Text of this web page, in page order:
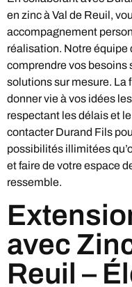
en zinc à Val de Reuil,
accompagnement
réalisation. Notre équipe
comprendre vos besoins
solutions sur mesure. La
donner vie à vos idées
respectant les délais et
contacter Durand Fils
possibilités illimitées
et faire de votre espace
ressemble.
avec
Reuil –